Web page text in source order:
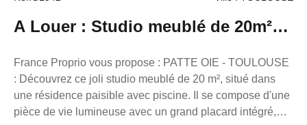
A Louer : Studio meublé de 20m²
avec grande Terrasse a Toulouse /
31300
France Proprio vous propose : PATTE OIE - TOULOUSE
: Découvrez ce joli studio meublé de 20 m², situé dans
une résidence paisible avec piscine. Il se compose d'une
pièce de vie lumineuse avec un grand placard intégré,